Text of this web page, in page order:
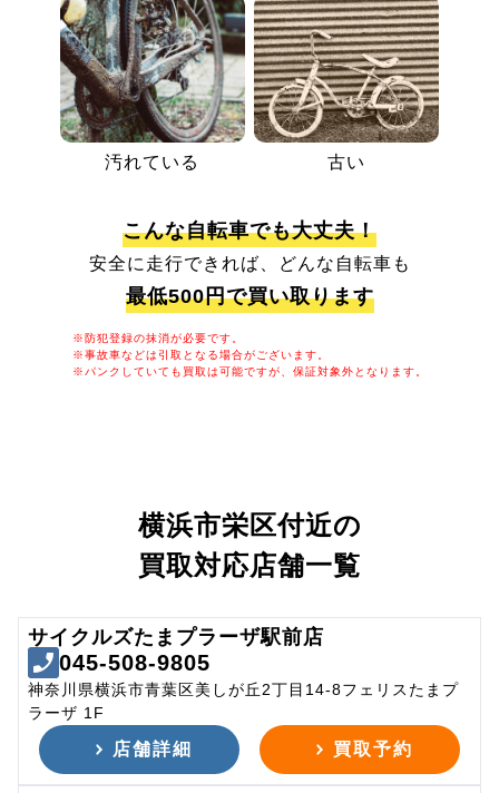
汚れている 古い
こんな自転車でも大丈夫！
安全に走行できれば、どんな自転車も
最低500円で買い取ります
※防犯登録の抹消が必要です。
※事故車などは引取となる場合がございます。
※パンクしていても買取は可能ですが、保証対象外となります。
横浜市栄区付近の
買取対応店舗一覧
サイクルズたまプラーザ駅前店
045-508-9805
神奈川県横浜市青葉区美しが丘2丁目14-8フェリスたまプ
ラーザ 1F
店舗詳細 買取予約